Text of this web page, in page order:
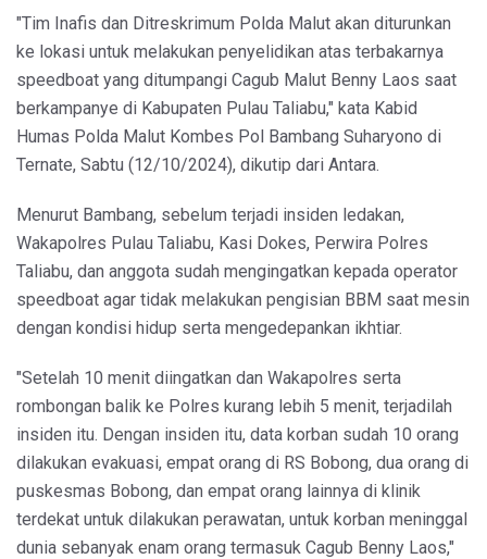
"Tim Inafis dan Ditreskrimum Polda Malut akan diturunkan
ke lokasi untuk melakukan penyelidikan atas terbakarnya
speedboat yang ditumpangi Cagub Malut Benny Laos saat
berkampanye di Kabupaten Pulau Taliabu," kata Kabid
Humas Polda Malut Kombes Pol Bambang Suharyono di
Ternate, Sabtu (12/10/2024), dikutip dari Antara.
Menurut Bambang, sebelum terjadi insiden ledakan,
Wakapolres Pulau Taliabu, Kasi Dokes, Perwira Polres
Taliabu, dan anggota sudah mengingatkan kepada operator
speedboat agar tidak melakukan pengisian BBM saat mesin
dengan kondisi hidup serta mengedepankan ikhtiar.
"Setelah 10 menit diingatkan dan Wakapolres serta
rombongan balik ke Polres kurang lebih 5 menit, terjadilah
insiden itu. Dengan insiden itu, data korban sudah 10 orang
dilakukan evakuasi, empat orang di RS Bobong, dua orang di
puskesmas Bobong, dan empat orang lainnya di klinik
terdekat untuk dilakukan perawatan, untuk korban meninggal
dunia sebanyak enam orang termasuk Cagub Benny Laos,"